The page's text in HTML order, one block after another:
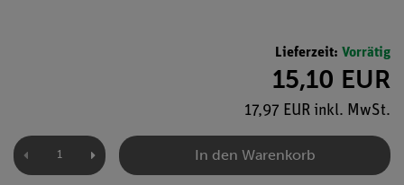
Lieferzeit: Vorrätig
15,10 EUR
17,97 EUR inkl. MwSt.
In den Warenkorb